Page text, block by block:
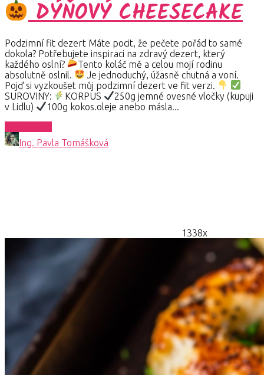
DÝŇOVÝ CHEESECAKE
Podzimní fit dezert Máte pocit, že pečete pořád to samé
dokola? Potřebujete inspiraci na zdravý dezert, který
každého oslní?
Tento koláč mě a celou mojí rodinu
absolutně oslnil.
Je jednoduchý, úžasně chutná a voní.
Pojď si vyzkoušet můj podzimní dezert ve fit verzi.
SUROVINY:
KORPUS
250g jemné ovesné vločky (kupuji
v Lidlu)
100g kokos.oleje anebo másla...
Ing. Pavla Tomášková
1338x